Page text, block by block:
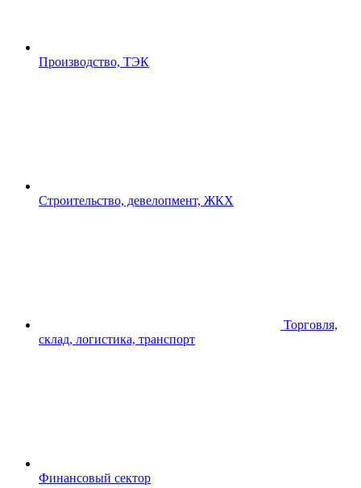
Производство, ТЭК
Строительство, девелопмент, ЖКХ
Торговля,
склад, логистика, транспорт
Финансовый сектор